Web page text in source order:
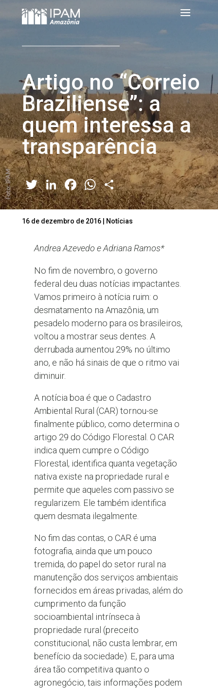
Artigo no “Correio
Braziliense”: a
quem interessa a
transparência
Twitter
LinkedIn
Facebook
WhatsApp
Share
16 de dezembro de 2016| Notícias
Andrea Azevedo e Adriana Ramos*
No fim de novembro, o governo
federal deu duas notícias impactantes.
Vamos primeiro à notícia ruim: o
desmatamento na Amazônia, um
pesadelo moderno para os brasileiros,
voltou a mostrar seus dentes. A
derrubada aumentou 29% no último
ano, e não há sinais de que o ritmo vai
diminuir.
A notícia boa é que o Cadastro
Ambiental Rural (CAR) tornou-se
finalmente público, como determina o
artigo 29 do Código Florestal. O CAR
indica quem cumpre o Código
Florestal, identifica quanta vegetação
nativa existe na propriedade rural e
permite que aqueles com passivo se
regularizem. Ele também identifica
quem desmata ilegalmente.
No fim das contas, o CAR é uma
fotografia, ainda que um pouco
tremida, do papel do setor rural na
manutenção dos serviços ambientais
fornecidos em áreas privadas, além do
cumprimento da função
socioambiental intrínseca à
propriedade rural (preceito
constitucional, não custa lembrar, em
benefício da sociedade). E, para uma
área tão competitiva quanto o
agronegócio, tais informações podem